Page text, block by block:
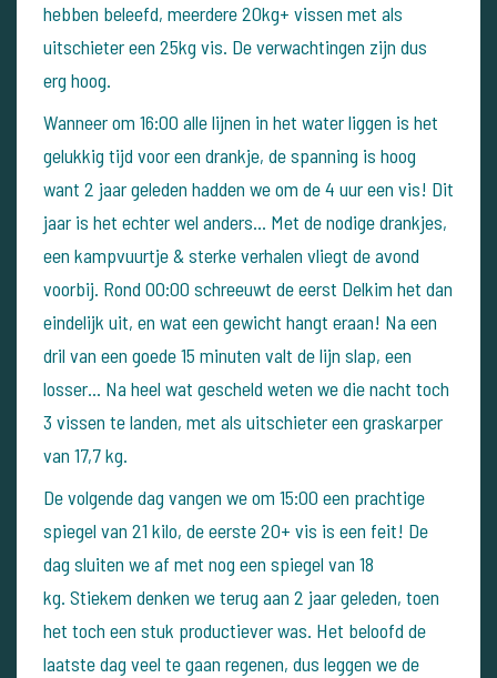
hebben beleefd, meerdere 20kg+ vissen met als
uitschieter een 25kg vis. De verwachtingen zijn dus
erg hoog.
Wanneer om 16:00 alle lijnen in het water liggen is het
gelukkig tijd voor een drankje, de spanning is hoog
want 2 jaar geleden hadden we om de 4 uur een vis! Dit
jaar is het echter wel anders... Met de nodige drankjes,
een kampvuurtje & sterke verhalen vliegt de avond
voorbij. Rond 00:00 schreeuwt de eerst Delkim het dan
eindelijk uit, en wat een gewicht hangt eraan! Na een
dril van een goede 15 minuten valt de lijn slap, een
losser... Na heel wat gescheld weten we die nacht toch
3 vissen te landen, met als uitschieter een graskarper
van 17,7 kg.
De volgende dag vangen we om 15:00 een prachtige
spiegel van 21 kilo, de eerste 20+ vis is een feit! De
dag sluiten we af met nog een spiegel van 18
kg. Stiekem denken we terug aan 2 jaar geleden, toen
het toch een stuk productiever was. Het beloofd de
laatste dag veel te gaan regenen, dus leggen we de